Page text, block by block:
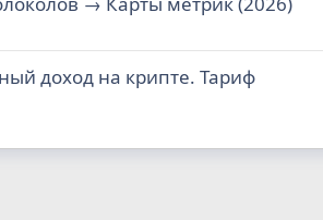
доход на крипте. Тариф